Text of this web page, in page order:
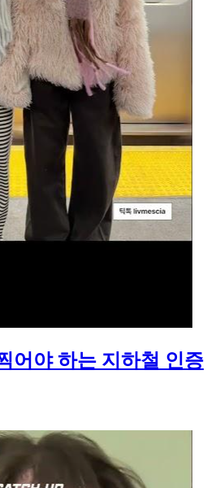
어야 하는 지하철 인증